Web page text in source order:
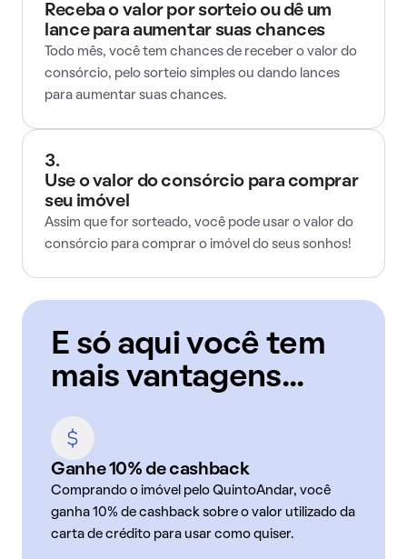
Receba o valor por sorteio ou dê um
lance para aumentar suas chances
Todo mês, você tem chances de receber o valor do
consórcio, pelo sorteio simples ou dando lances
para aumentar suas chances.
3.
Use o valor do consórcio para comprar
seu imóvel
Assim que for sorteado, você pode usar o valor do
consórcio para comprar o imóvel do seus sonhos!
E só aqui você tem
mais vantagens...
Ganhe 10% de cashback
Comprando o imóvel pelo QuintoAndar, você
ganha 10% de cashback sobre o valor utilizado da
carta de crédito para usar como quiser.